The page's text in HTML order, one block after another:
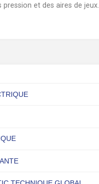
pression et des aires de jeux.